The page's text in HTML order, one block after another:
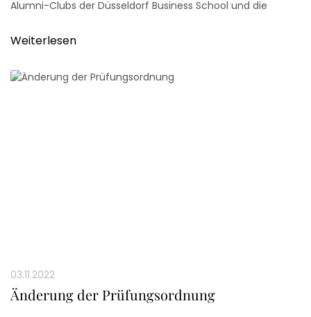
Alumni-Clubs der Düsseldorf Business School und die
herzlich eingeladen.
Weiterlesen
03.11.2022
Änderung der Prüfungsordnung